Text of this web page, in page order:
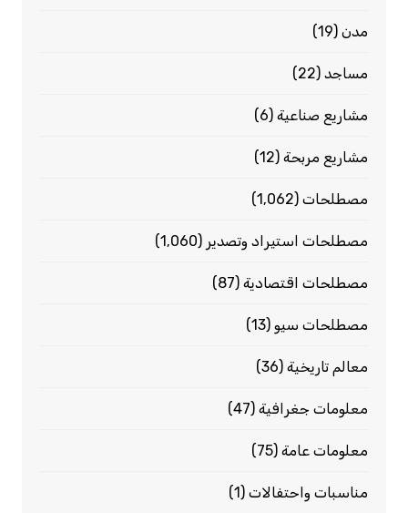
مدن(19)
مساجد(22)
مشاريع صناعية(6)
مشاريع مربحة(12)
مصطلحات(1٬062)
مصطلحات استيراد وتصدير (1٬060)
مصطلحات اقتصادية(87)
مصطلحات سيو(13)
معالم تاريخية(36)
معلومات جغرافية(47)
معلومات عامة(75)
مناسبات واحتفالات(1)